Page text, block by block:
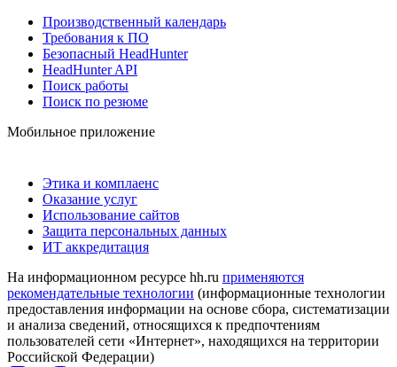
Производственный календарь
Требования к ПО
Безопасный HeadHunter
HeadHunter API
Поиск работы
Поиск по резюме
Мобильное приложение
Этика и комплаенс
Оказание услуг
Использование сайтов
Защита персональных данных
ИТ аккредитация
На информационном ресурсе hh.ru применяются
рекомендательные технологии (информационные технологии
предоставления информации на основе сбора, систематизации
и анализа сведений, относящихся к предпочтениям
пользователей сети «Интернет», находящихся на территории
Российской Федерации)